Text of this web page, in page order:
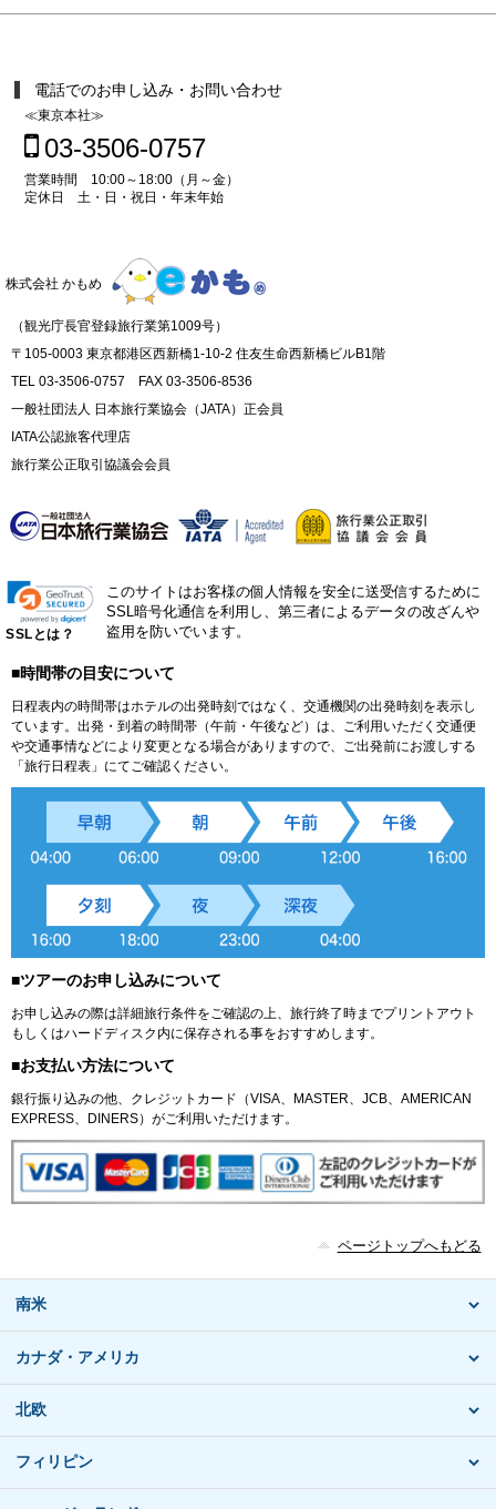
電話でのお申し込み・お問い合わせ
≪東京本社≫
03-3506-0757
営業時間 10:00～18:00（月～金）
定休日 土・日・祝日・年末年始
株式会社 かもめ
（観光庁長官登録旅行業第1009号）
〒105-0003 東京都港区西新橋1-10-2 住友生命西新橋ビルB1階
TEL 03-3506-0757 FAX 03-3506-8536
一般社団法人 日本旅行業協会（JATA）正会員
IATA公認旅客代理店
旅行業公正取引協議会会員
SSLとは？
このサイトはお客様の個人情報を安全に送受信するために
SSL暗号化通信を利用し、第三者によるデータの改ざんや
盗用を防いでいます。
■時間帯の目安について
日程表内の時間帯はホテルの出発時刻ではなく、交通機関の出発時刻を表示し
ています。出発・到着の時間帯（午前・午後など）は、ご利用いただく交通便
や交通事情などにより変更となる場合がありますので、ご出発前にお渡しする
「旅行日程表」にてご確認ください。
■ツアーのお申し込みについて
お申し込みの際は詳細旅行条件をご確認の上、旅行終了時までプリントアウト
もしくはハードディスク内に保存される事をおすすめします。
■お支払い方法について
銀行振り込みの他、クレジットカード（VISA、MASTER、JCB、AMERICAN
EXPRESS、DINERS）がご利用いただけます。
ページトップへもどる
南米
カナダ・アメリカ
北欧
フィリピン